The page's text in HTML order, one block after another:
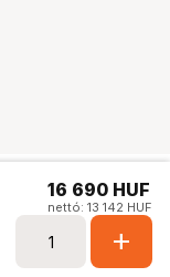
16 690 HUF
nettó: 13 142 HUF
add